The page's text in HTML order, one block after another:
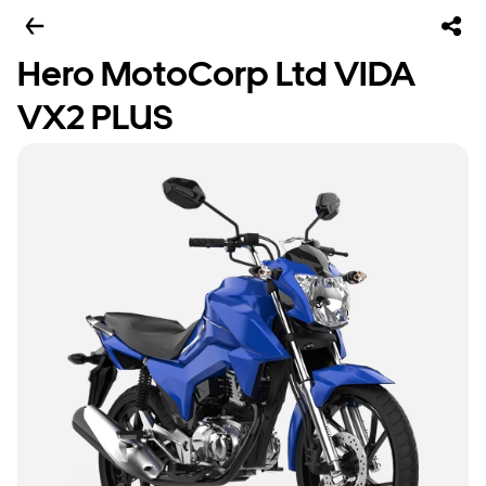
Hero MotoCorp Ltd VIDA
VX2 PLUS